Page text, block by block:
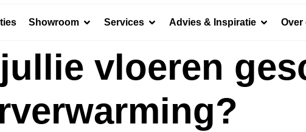
Showroom Services Advies & Inspiratie Over
vloeren